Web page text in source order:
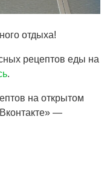
отдыха!
рецептов еды на
.
на открытом
—